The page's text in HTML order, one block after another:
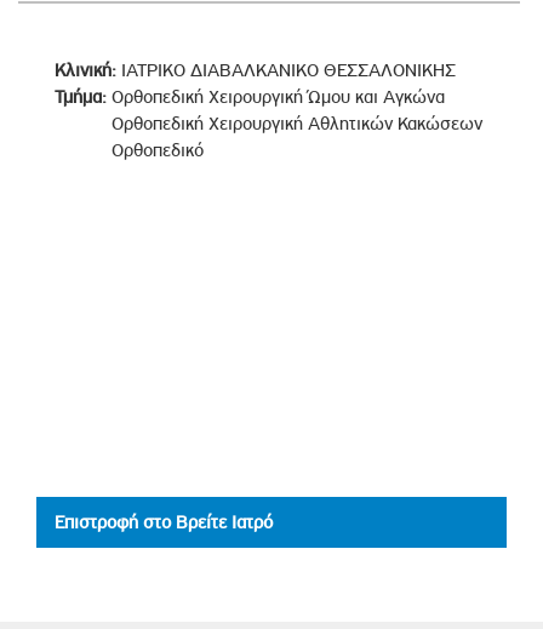
Κλινική: ΙΑΤΡΙΚΟ ΔΙΑΒΑΛΚΑΝΙΚΟ ΘΕΣΣΑΛΟΝΙΚΗΣ
Τμήμα: Ορθοπεδική Χειρουργική Ώμου και Αγκώνα
Ορθοπεδική Χειρουργική Αθλητικών Κακώσεων
Ορθοπεδικό
Επιστροφή στο Βρείτε Ιατρό